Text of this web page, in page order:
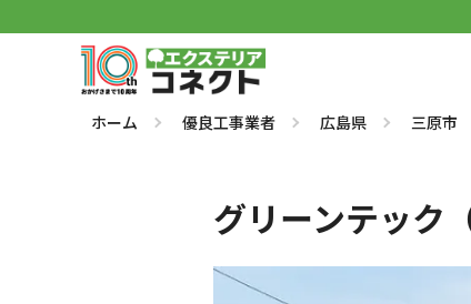
ホーム 優良工事業者 広島県 三原市
グリーンテック